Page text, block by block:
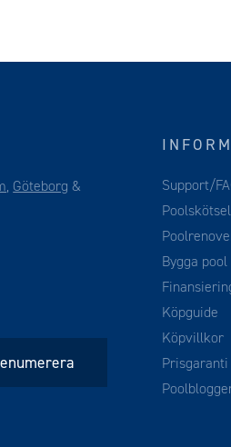
, Göteborg &
Support/
Poolskötsel
Bygga pool
Köpguide
Köpvillkor
Prisgaranti